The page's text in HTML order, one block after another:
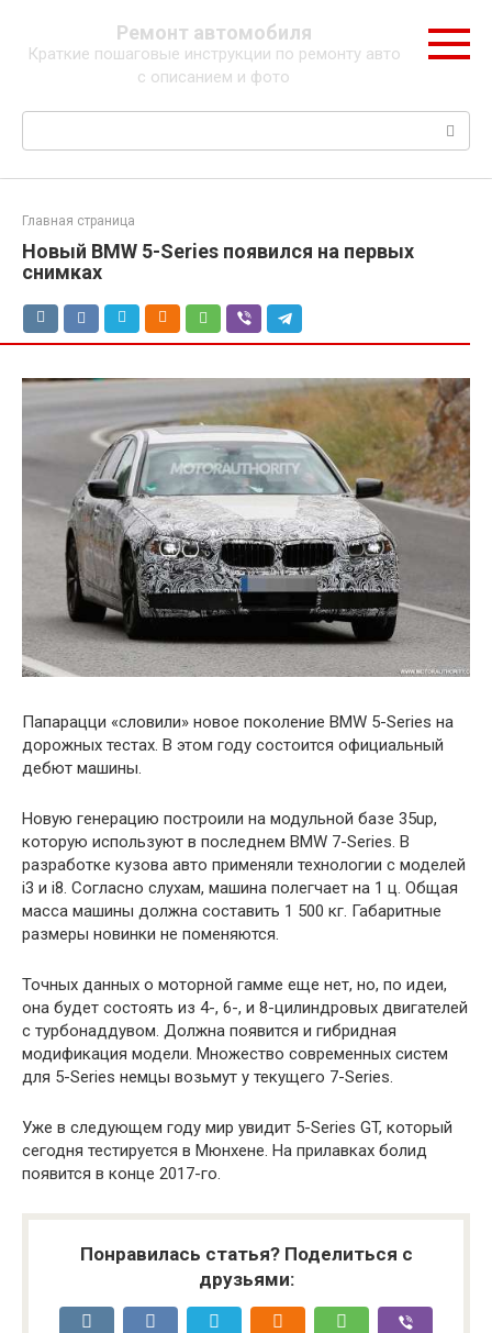
контенту
Ремонт автомобиля
Краткие пошаговые инструкции по ремонту авто
с описанием и фото
Поиск:
Главная страница
Новый BMW 5-Series появился на первых
снимках
Папарацци «словили» новое поколение BMW 5-Series на
дорожных тестах. В этом году состоится официальный
дебют машины.
Новую генерацию построили на модульной базе 35up,
которую используют в последнем BMW 7-Series. В
разработке кузова авто применяли технологии с моделей
i3 и i8. Согласно слухам, машина полегчает на 1 ц. Общая
масса машины должна составить 1 500 кг. Габаритные
размеры новинки не поменяются.
Точных данных о моторной гамме еще нет, но, по идеи,
она будет состоять из 4-, 6-, и 8-цилиндровых двигателей
с турбонаддувом. Должна появится и гибридная
модификация модели. Множество современных систем
для 5-Series немцы возьмут у текущего 7-Series.
Уже в следующем году мир увидит 5-Series GT, который
сегодня тестируется в Мюнхене. На прилавках болид
появится в конце 2017-го.
Понравилась статья? Поделиться с
друзьями: